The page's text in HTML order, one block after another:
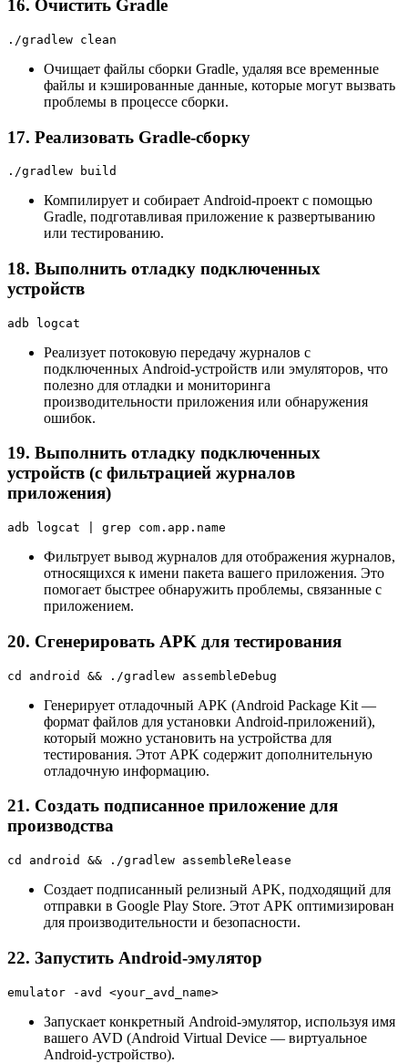
16. Очистить Gradle
./gradlew clean
Очищает файлы сборки Gradle, удаляя все временные
файлы и кэшированные данные, которые могут вызвать
проблемы в процессе сборки.
17. Реализовать Gradle-сборку
./gradlew build
Компилирует и собирает Android-проект с помощью
Gradle, подготавливая приложение к развертыванию
или тестированию.
18. Выполнить отладку подключенных
устройств
adb logcat
Реализует потоковую передачу журналов с
подключенных Android-устройств или эмуляторов, что
полезно для отладки и мониторинга
производительности приложения или обнаружения
ошибок.
19. Выполнить отладку подключенных
устройств (с фильтрацией журналов
приложения)
adb logcat | grep com.app.name
Фильтрует вывод журналов для отображения журналов,
относящихся к имени пакета вашего приложения. Это
помогает быстрее обнаружить проблемы, связанные с
приложением.
20. Сгенерировать APK для тестирования
cd android && ./gradlew assembleDebug
Генерирует отладочный APK (Android Package Kit —
формат файлов для установки Android-приложений),
который можно установить на устройства для
тестирования. Этот APK содержит дополнительную
отладочную информацию.
21. Создать подписанное приложение для
производства
cd android && ./gradlew assembleRelease
Создает подписанный релизный APK, подходящий для
отправки в Google Play Store. Этот APK оптимизирован
для производительности и безопасности.
22. Запустить Android-эмулятор
emulator -avd <your_avd_name>
Запускает конкретный Android-эмулятор, используя имя
вашего AVD (Android Virtual Device — виртуальное
Android-устройство).